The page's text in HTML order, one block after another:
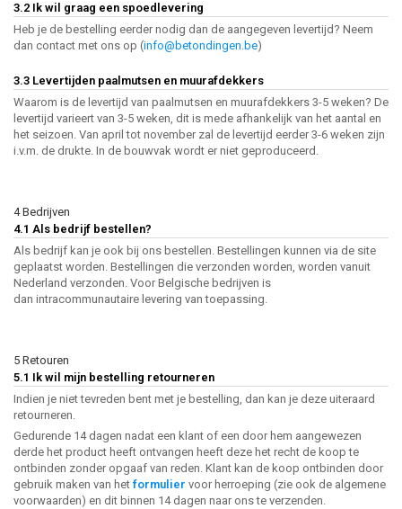
3.2 Ik wil graag een spoedlevering
Heb je de bestelling eerder nodig dan de aangegeven levertijd? Neem
dan contact met ons op (info@betondingen.be)
3.3 Levertijden paalmutsen en muurafdekkers
Waarom is de levertijd van paalmutsen en muurafdekkers 3-5 weken? De
levertijd varieert van 3-5 weken, dit is mede afhankelijk van het aantal en
het seizoen. Van april tot november zal de levertijd eerder 3-6 weken zijn
i.v.m. de drukte. In de bouwvak wordt er niet geproduceerd.
4 Bedrijven
4.1 Als bedrijf bestellen?
Als bedrijf kan je ook bij ons bestellen. Bestellingen kunnen via de site
geplaatst worden. Bestellingen die verzonden worden, worden vanuit
Nederland verzonden. Voor Belgische bedrijven is
dan intracommunautaire levering van toepassing.
5 Retouren
5.1 Ik wil mijn bestelling retourneren
Indien je niet tevreden bent met je bestelling, dan kan je deze uiteraard
retourneren.
Gedurende 14 dagen nadat een klant of een door hem aangewezen
derde het product heeft ontvangen heeft deze het recht de koop te
ontbinden zonder opgaaf van reden. Klant kan de koop ontbinden door
gebruik maken van het formulier voor herroeping (zie ook de algemene
voorwaarden) en dit binnen 14 dagen naar ons te verzenden.